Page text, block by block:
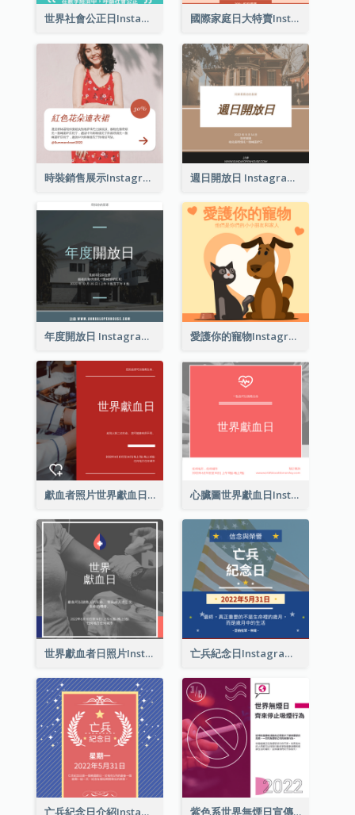
世界社會公正日Instagram帖子 國際家庭日大特賣Instagram帖子
時裝銷售展示Instagram帖子 週日開放日 Instagram 帖子
年度開放日 Instagram 帖子 愛護你的寵物Instagram帖子
獻血者照片世界獻血日Instagram帖子 心臟圖世界獻血日Instagram帖子
世界獻血者日照片Instagram帖子 亡兵紀念日Instagram帖子(附名言引用)
亡兵紀念日介紹Instagram帖子 紫色系世界無煙日宣傳用Instagram帖子